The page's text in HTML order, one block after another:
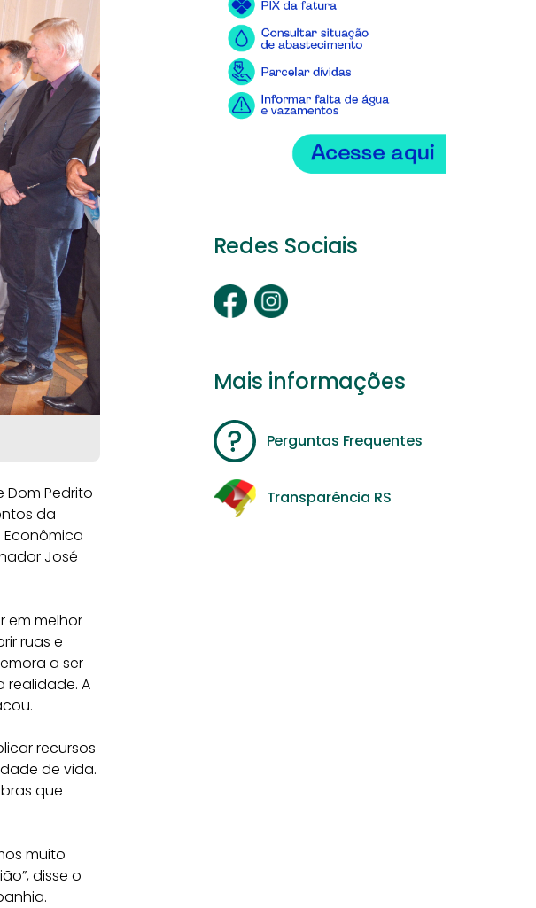
Pedrito
da
José
em melhor
ruas e
a ser
realidade. A
recursos
de vida.
que
muito
disse o
Redes Sociais
Mais informações
Perguntas Frequentes
Transparência RS